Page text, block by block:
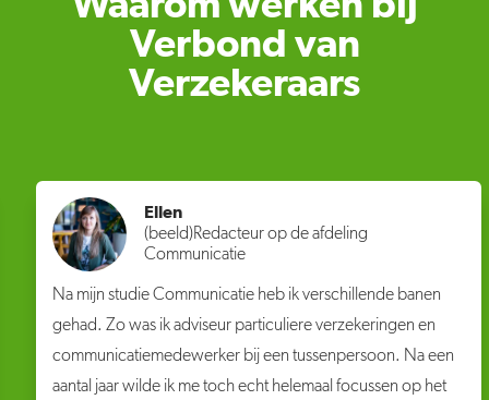
Verbond van
Verzekeraars
Ellen
(beeld)Redacteur op de afdeling
Communicatie
Na mijn studie Communicatie heb ik verschillende banen
gehad. Zo was ik adviseur particuliere verzekeringen en
communicatiemedewerker bij een tussenpersoon. Na een
aantal jaar wilde ik me toch echt helemaal focussen op het